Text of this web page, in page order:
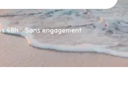
48h Sans engagement